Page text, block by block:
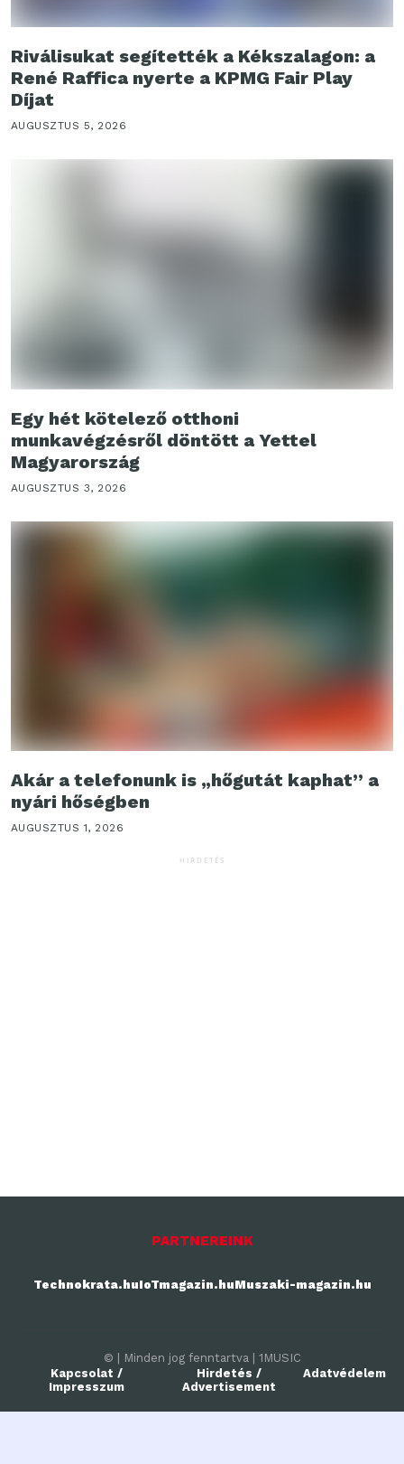
Riválisukat segítették a Kékszalagon: a
René Raffica nyerte a KPMG Fair Play
Díjat
AUGUSZTUS 5, 2026
Egy hét kötelező otthoni
munkavégzésről döntött a Yettel
Magyarország
AUGUSZTUS 3, 2026
Akár a telefonunk is „hőgutát kaphat” a
nyári hőségben
AUGUSZTUS 1, 2026
HIRDETÉS
PARTNEREINK
Technokrata.huIoTmagazin.huMuszaki-magazin.hu
© | Minden jog fenntartva | 1MUSIC
Kapcsolat /
Impresszum
Hirdetés /
Advertisement
Adatvédelem